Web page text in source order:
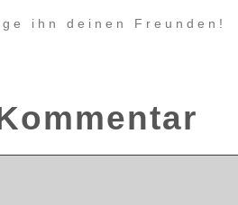
ihn deinen Freunden!